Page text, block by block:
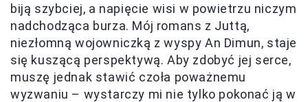
biją szybciej, a napięcie wisi w powietrzu niczym
nadchodząca burza. Mój romans z Juttą,
niezłomną wojowniczką z wyspy An Dimun, staje
się kuszącą perspektywą. Aby zdobyć jej serce,
muszę jednak stawić czoła poważnemu
wyzwaniu – wystarczy mi nie tylko pokonać ją w